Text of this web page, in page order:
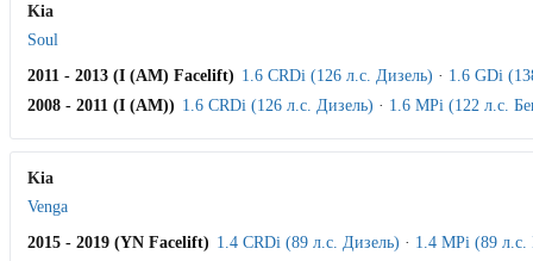
Kia
Soul
2011 - 2013 (I (AM) Facelift) 1.6 CRDi (126 л.с. Дизель) · 1.6 GDi
2008 - 2011 (I (AM)) 1.6 CRDi (126 л.с. Дизель) · 1.6 MPi (122 л.с.
Kia
Venga
2015 - 2019 (YN Facelift) 1.4 CRDi (89 л.с. Дизель) · 1.4 MPi (89 л.с.